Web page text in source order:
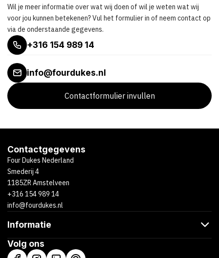
Wil je meer informatie over wat wij doen of wil je weten wat wij
voor jou kunnen betekenen? Vul het formulier in of neem contact op
via de onderstaande gegevens.
+316 154 989 14
info@fourdukes.nl
Contactformulier invullen
Informatie
Contactgegevens
Four Dukes Nederland
Smederij 4
1185ZR Amstelveen
+316 154 989 14
info@fourdukes.nl
Volg ons